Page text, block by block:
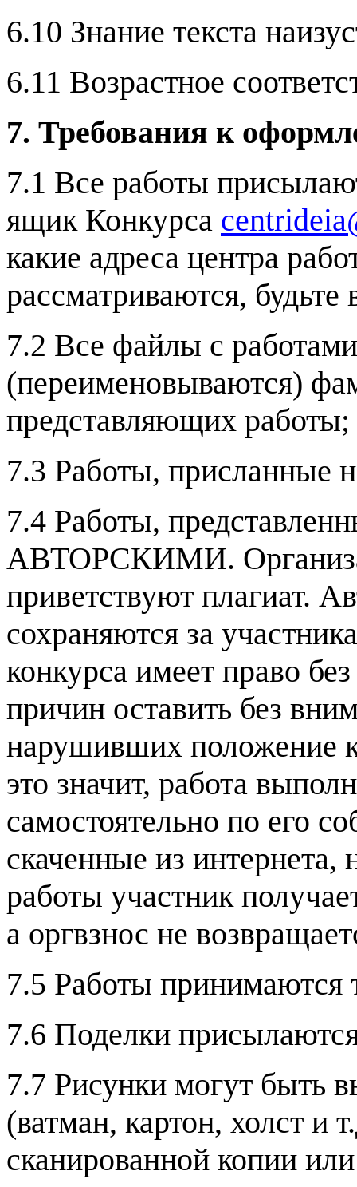
6.10 Знание текста
6.11 Возрастное
7. Требования к
7.1 Все работы
ящик Конкурса
какие адреса центра
рассматриваются,
7.2 Все файлы с
(переименовываются)
представляющих работы;
7.3 Работы, присланные
7.4 Работы,
АВТОРСКИМИ.
приветствуют плагиат.
сохраняются за
конкурса имеет право
причин оставить без
нарушивших положение
это значит, работа
самостоятельно по его
скаченные из интернета,
работы участник
а оргвзнос не
7.5 Работы принимаются
7.6 Поделки
7.7 Рисунки могут быть
(ватман, картон, холст и
сканированной копии